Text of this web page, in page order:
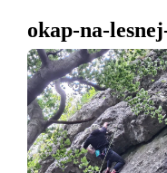
okap-na-